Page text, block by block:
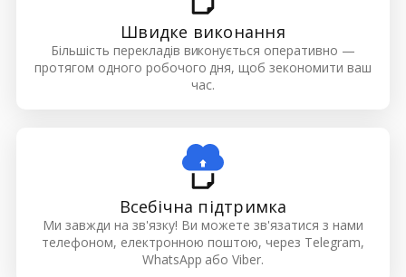
Швидке виконання
Більшість перекладів виконується оперативно —
протягом одного робочого дня, щоб зекономити ваш
час.
Всебічна підтримка
Ми завжди на зв'язку! Ви можете зв'язатися з нами
телефоном, електронною поштою, через Telegram,
WhatsApp або Viber.